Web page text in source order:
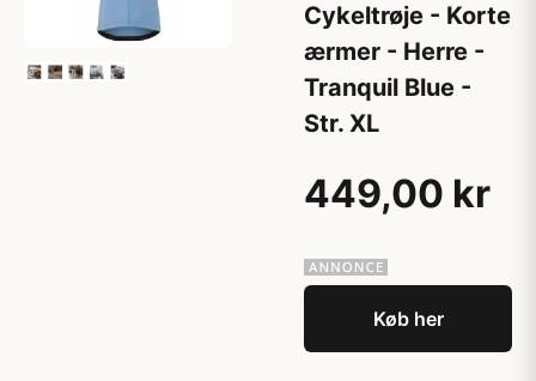
Cykeltrøje - Korte
ærmer - Herre -
Tranquil Blue -
Str. XL
449,00 kr
Køb her